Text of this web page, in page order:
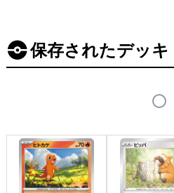
保存されたデッキ